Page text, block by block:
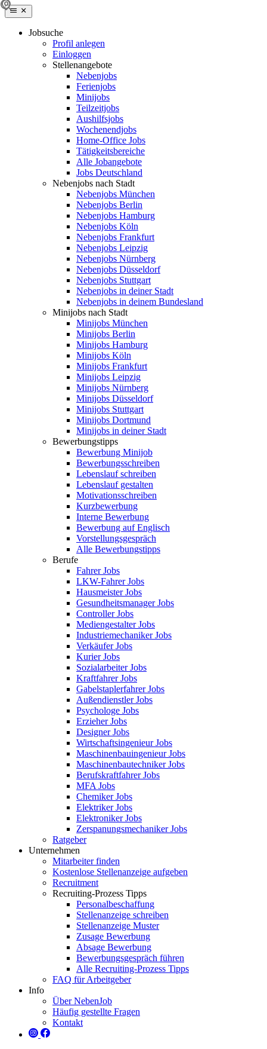
Jobsuche
Profil anlegen
Einloggen
Stellenangebote
Nebenjobs
Ferienjobs
Minijobs
Teilzeitjobs
Aushilfsjobs
Wochenendjobs
Home-Office Jobs
Tätigkeitsbereiche
Alle Jobangebote
Jobs Deutschland
Nebenjobs nach Stadt
Nebenjobs München
Nebenjobs Berlin
Nebenjobs Hamburg
Nebenjobs Köln
Nebenjobs Frankfurt
Nebenjobs Leipzig
Nebenjobs Nürnberg
Nebenjobs Düsseldorf
Nebenjobs Stuttgart
Nebenjobs in deiner Stadt
Nebenjobs in deinem Bundesland
Minijobs nach Stadt
Minijobs München
Minijobs Berlin
Minijobs Hamburg
Minijobs Köln
Minijobs Frankfurt
Minijobs Leipzig
Minijobs Nürnberg
Minijobs Düsseldorf
Minijobs Stuttgart
Minijobs Dortmund
Minijobs in deiner Stadt
Bewerbungstipps
Bewerbung Minijob
Bewerbungsschreiben
Lebenslauf schreiben
Lebenslauf gestalten
Motivationsschreiben
Kurzbewerbung
Interne Bewerbung
Bewerbung auf Englisch
Vorstellungsgespräch
Alle Bewerbungstipps
Berufe
Fahrer Jobs
LKW-Fahrer Jobs
Hausmeister Jobs
Gesundheitsmanager Jobs
Controller Jobs
Mediengestalter Jobs
Industriemechaniker Jobs
Verkäufer Jobs
Kurier Jobs
Sozialarbeiter Jobs
Kraftfahrer Jobs
Gabelstaplerfahrer Jobs
Außendienstler Jobs
Psychologe Jobs
Erzieher Jobs
Designer Jobs
Wirtschaftsingenieur Jobs
Maschinenbauingenieur Jobs
Maschinenbautechniker Jobs
Berufskraftfahrer Jobs
MFA Jobs
Chemiker Jobs
Elektriker Jobs
Elektroniker Jobs
Zerspanungsmechaniker Jobs
Ratgeber
Unternehmen
Mitarbeiter finden
Kostenlose Stellenanzeige aufgeben
Recruitment
Recruiting-Prozess Tipps
Personalbeschaffung
Stellenanzeige schreiben
Stellenanzeige Muster
Zusage Bewerbung
Absage Bewerbung
Bewerbungsgespräch führen
Alle Recruiting-Prozess Tipps
FAQ für Arbeitgeber
Info
Über NebenJob
Häufig gestellte Fragen
Kontakt